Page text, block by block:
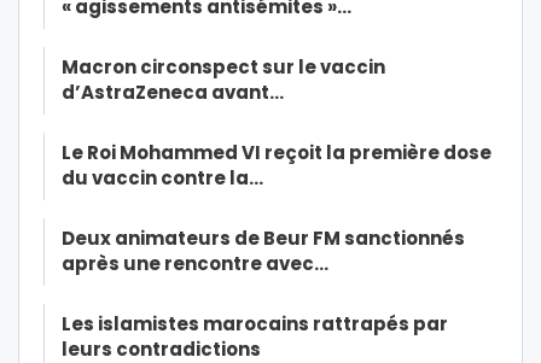
« agissements antisémites »…
Macron circonspect sur le vaccin
d’AstraZeneca avant…
Le Roi Mohammed VI reçoit la première dose
du vaccin contre la…
Deux animateurs de Beur FM sanctionnés
après une rencontre avec…
Les islamistes marocains rattrapés par
leurs contradictions